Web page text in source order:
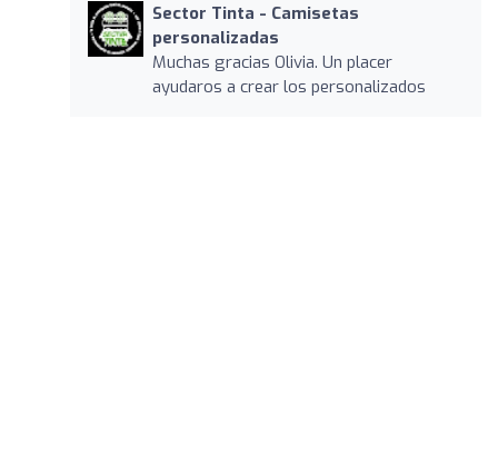
Sector Tinta - Camisetas
personalizadas
Muchas gracias Olivia. Un placer
ayudaros a crear los personalizados